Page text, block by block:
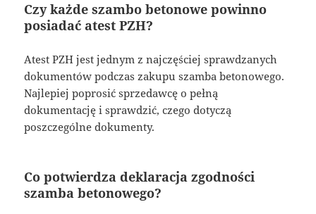
Czy każde szambo betonowe powinno
posiadać atest PZH?
Atest PZH jest jednym z najczęściej sprawdzanych
dokumentów podczas zakupu szamba betonowego.
Najlepiej poprosić sprzedawcę o pełną
dokumentację i sprawdzić, czego dotyczą
poszczególne dokumenty.
Co potwierdza deklaracja zgodności
szamba betonowego?